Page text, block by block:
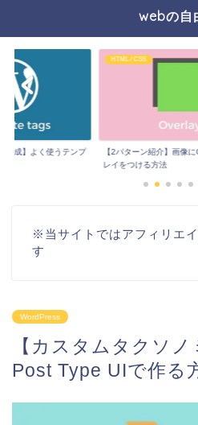
webの自
画像にCSSでオーバー
WordPress
【WordPressテーマ作成
の使い方ま...
※当サイトではアフィリエ
す
WordPress
【カスタムタクソ
Post Type UIで作る